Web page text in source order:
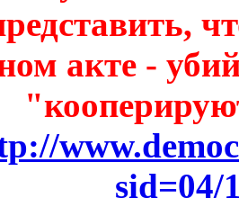
акте -
sid=04/